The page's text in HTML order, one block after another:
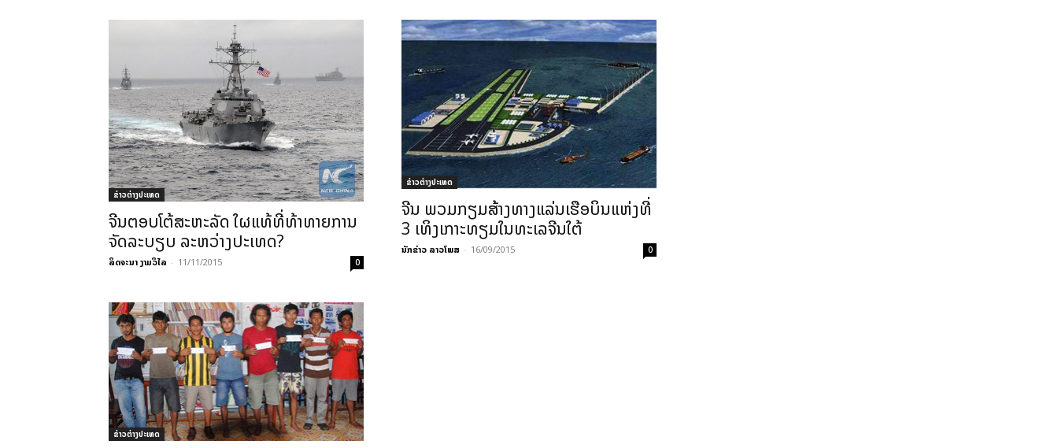
ຂ່າວຕ່າງປະເທດ
ຈີນຕອບໂຕ້ສະຫະລັດ ໃຜແທ້ທີ່ທ້າທາຍການ
ຈັດລະບຽບ ລະຫວ່າງປະເທດ?
ລິດຈະນາ ງາມວິໄລ - 11/11/2015 0
ຂ່າວຕ່າງປະເທດ
ຈີນ ພວມກຽມສ້າງທາງແລ່ນເຮືອບິນແຫ່ງທີ່
3 ເທິງເກາະທຽມໃນທະເລຈີນໃຕ້
ນັກຂ່າວ ລາວໂພສ - 16/09/2015 0
ຂ່າວຕ່າງປະເທດ